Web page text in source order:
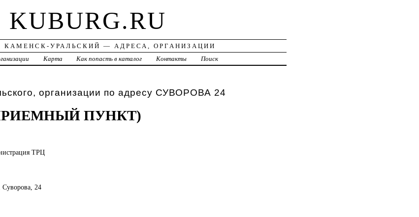
KUBURG.RU
КАМЕНСК-УРАЛЬСКИЙ — АДРЕСА, ОРГАНИЗАЦИИ
Карта Как попасть в каталог Контакты Поиск
организации по адресу СУВОРОВА 24
ПУНКТ)
ТРЦ
Суворова, 24